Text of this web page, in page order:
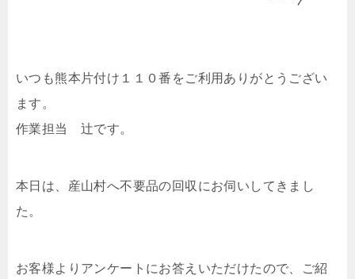
いつも熊本片付け１１０番をご利用ありがとうござい
ます。
作業担当 辻です。
本日は、産山村へ不要品の回収にお伺いしてきまし
た。
お客様よりアンケートにお答えいただけたので、ご紹